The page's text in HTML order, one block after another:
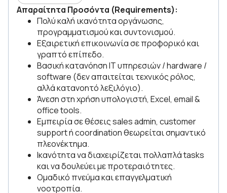
Απαραίτητα Προσόντα (Requirements):
Πολύ καλή ικανότητα οργάνωσης,
προγραμματισμού και συντονισμού.
Εξαιρετική επικοινωνία σε προφορικό και
γραπτό επίπεδο.
Βασική κατανόηση IT υπηρεσιών / hardware /
software (δεν απαιτείται τεχνικός ρόλος,
αλλά κατανοητό λεξιλόγιο).
Άνεση στη χρήση υπολογιστή, Excel, email &
office tools.
Εμπειρία σε θέσεις sales admin, customer
support ή coordination θεωρείται σημαντικό
πλεονέκτημα.
Ικανότητα να διαχειρίζεται πολλαπλά tasks
και να δουλεύει με προτεραιότητες.
Ομαδικό πνεύμα και επαγγελματική
νοοτροπία.